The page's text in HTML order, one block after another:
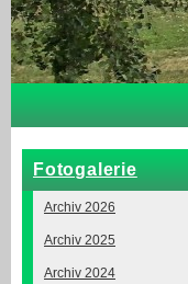
Fotogalerie
Archiv 2026
Archiv 2025
Archiv 2024